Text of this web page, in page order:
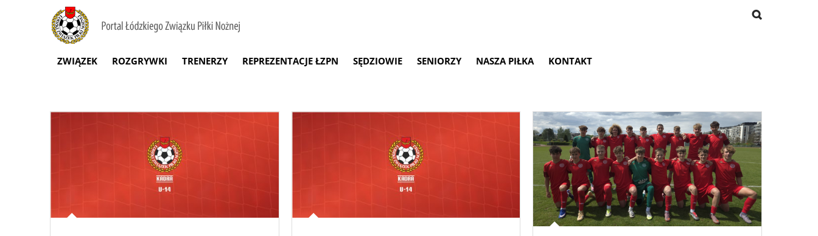
ZWIĄZEK ROZGRYWKI TRENERZY REPREZENTACJE ŁZPN SĘDZIOWIE SENIORZY NASZA PIŁKA KONTAKT